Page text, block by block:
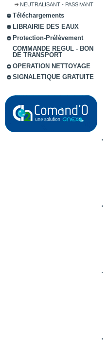
NEUTRALISANT - PASSIVANT
Téléchargements
LIBRAIRIE DES EAUX
Protection-Prélèvement
COMMANDE REGUL - BON
DE TRANSPORT
OPERATION NETTOYAGE
SIGNALETIQUE GRATUITE